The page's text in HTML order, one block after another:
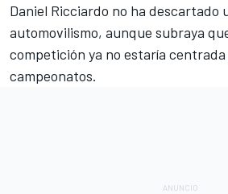
Daniel Ricciardo no ha descartado
automovilismo, aunque subraya
competición ya no estaría
campeonatos.